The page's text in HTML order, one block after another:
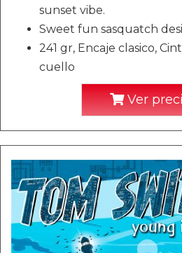
sunset vibe.
Sweet fun sasquatch
241 gr, Encaje clasico,
cuello
Ver